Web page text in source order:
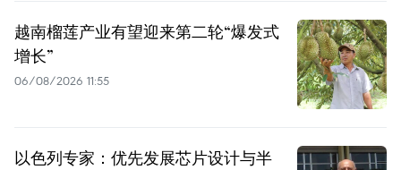
越南榴莲产业有望迎来第二轮“爆发式
增长”
06/08/2026 11:55
以色列专家：优先发展芯片设计与半